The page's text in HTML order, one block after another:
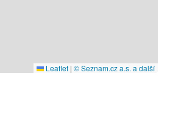
Leaflet | © Seznam.cz a.s. a další